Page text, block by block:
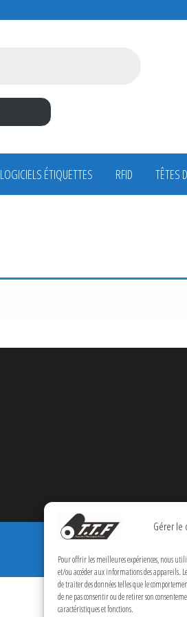
Gérer le
Pour offrir les meilleures expériences, nous
et/ou accéder aux informations des appareils.
de traiter des données telles que le
de ne pas consentir ou de retirer son
caractéristiques et fonctions.
LOGICIELS ÉTIQUETTES RFID TÊTES